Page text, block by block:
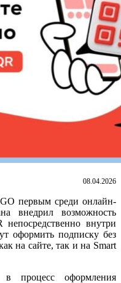
08.04.2026
первым среди онлайн-
внедрил возможность
внутри
оформить подписку без
на сайте, так и на Smart
в процесс оформления